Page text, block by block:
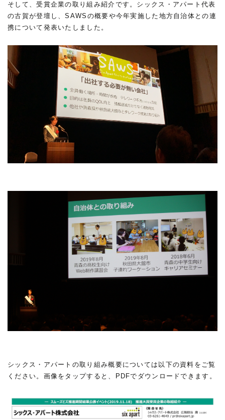
そして、受賞企業の取り組み紹介です。シックス・アパート代表
の古賀が登壇し、SAWSの概要や今年実施した地方自治体との連
携について発表いたしました。
シックス・アパートの取り組み概要については以下の資料をご覧
ください。画像をタップすると、PDFでダウンロードできます。